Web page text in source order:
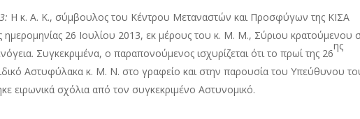
Η κ. A. Κ., σύμβουλος του Κέντρου Μεταναστών και Προσφύγων της ΚΙΣΑ
26 Ιουλίου 2013, εκ μέρους του κ. M. M., Σύριου κρατούμενου
Συγκεκριμένα, ο παραπονούμενος ισχυρίζεται ότι το πρωί της 26
ης
Αστυφύλακα κ. Μ. Ν. στο γραφείο και στην παρουσία του Υπεύθυνου
σχόλια από τον συγκεκριμένο Αστυνομικό.